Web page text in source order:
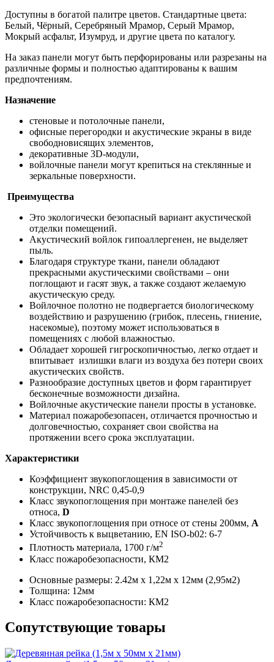
Доступны в богатой палитре цветов. Стандартные цвета:
Белый, Чёрный, Серебряный Мрамор, Серый Мрамор,
Мокрый асфальт, Изумруд, и другие цвета по каталогу.
На заказ панели могут быть перфорированы или разрезаны на
различные формы и полностью адаптированы к вашим
предпочтениям.
Назначение
стеновые и потолочные панели,
офисные перегородки и акустические экраны в виде
свободновисящих элементов,
декоративные 3D-модули,
войлочные панели могут крепиться на стеклянные и
зеркальные поверхности.
Преимущества
Это экологически безопасный вариант акустической
отделки помещений.
Акустический войлок гипоаллергенен, не выделяет
пыль.
Благодаря структуре ткани, панели обладают
прекрасными акустическими свойствами – они
поглощают и гасят звук, а также создают желаемую
акустическую среду.
Войлочное полотно не подвергается биологическому
воздействию и разрушению (грибок, плесень, гниение,
насекомые), поэтому может использоваться в
помещениях с любой влажностью.
Обладает хорошей гигроскопичностью, легко отдает и
впитывает излишки влаги из воздуха без потери своих
акустических свойств.
Разнообразие доступных цветов и форм гарантирует
бесконечные возможности дизайна.
Войлочные акустические панели просты в установке.
Материал пожаробезопасен, отличается прочностью и
долговечностью, сохраняет свои свойства на
протяжении всего срока эксплуатации.
Характеристики
Коэффициент звукопоглощения в зависимости от
конструкции, NRC 0,45-0,9
Класс звукопоглощения при монтаже панелей без
относа, D
Класс звукопоглощения при относе от стены 200мм, А
Устойчивость к выцветанию, EN ISO-b02: 6-7
Плотность материала, 1700 г/м2
Класс пожаробезопасности, КМ2
Основные размеры: 2.42м х 1,22м х 12мм (2,95м2)
Толщина: 12мм
Класс пожаробезопасности: КМ2
Сопутствующие товары